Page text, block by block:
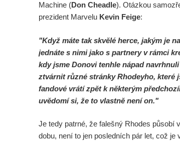
Machine (Don Cheadle). Otázkou
prezident Marvelu Kevin Feige:
"Když máte tak skvělé herce, jakým je
jednáte s nimi jako s partnery v rámci
kdy jsme Donovi tenhle nápad
ztvárnit různé stránky Rhodeyho, které
fandové vrátí zpět k některým
uvědomí si, že to vlastně není on."
Je tedy patrné, že falešný Rhodes
dobu, není to jen posledních pár let, což